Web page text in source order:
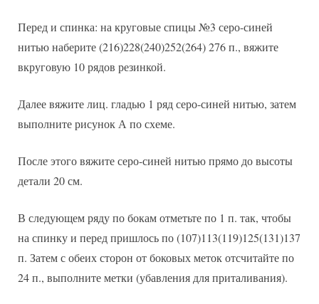
Перед и спинка: на круговые спицы №3 серо-синей
нитью наберите (216)228(240)252(264) 276 п., вяжите
вкруговую 10 рядов резинкой.
Далее вяжите лиц. гладью 1 ряд серо-синей нитью, затем
выполните рисунок А по схеме.
После этого вяжите серо-синей нитью прямо до высоты
детали 20 см.
В следующем ряду по бокам отметьте по 1 п. так, чтобы
на спинку и перед пришлось по (107)113(119)125(131)137
п. Затем с обеих сторон от боковых меток отсчитайте по
24 п., выполните метки (убавления для приталивания).